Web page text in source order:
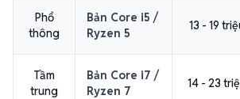
Phổ
thông
Bản Core i5 /
Ryzen 5
13 - 19
Tầm
trung
Bản Core i7 /
Ryzen 7
14 - 23